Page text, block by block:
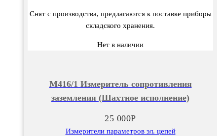
Снят с производства, предлагаются к поставке приборы
складского хранения.
Нет в наличии
М416/1 Измеритель сопротивления
заземления (Шахтное исполнение)
25 000Р
Измерители параметров эл. цепей